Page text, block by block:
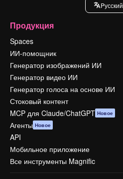
Pусский
Продукция
Spaces
ИИ-помощник
Генератор изображений ИИ
Генератор видео ИИ
Генератор голоса на основе ИИ
Стоковый контент
MCP для Claude/ChatGPT Новое
Агенты Новое
API
Мобильное приложение
Все инструменты Magnific